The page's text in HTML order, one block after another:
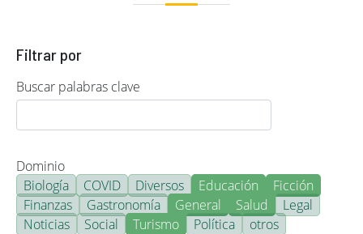
Filtrar por
Buscar palabras clave
Dominio
Biología
COVID Diversos Educación
Ficción
Finanzas
Gastronomía General Salud
Legal
Noticias
Social Turismo Política otros